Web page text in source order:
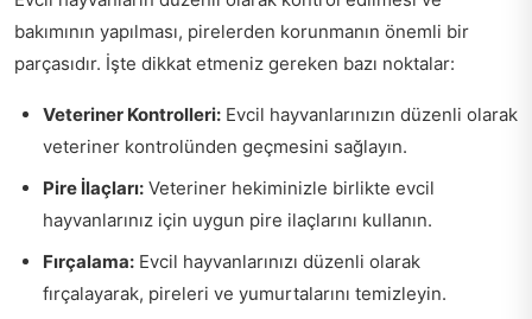
bakımının yapılması, pirelerden korunmanın önemli bir
parçasıdır. İşte dikkat etmeniz gereken bazı noktalar:
Veteriner Kontrolleri: Evcil hayvanlarınızın düzenli olarak
veteriner kontrolünden geçmesini sağlayın.
Pire İlaçları: Veteriner hekiminizle birlikte evcil
hayvanlarınız için uygun pire ilaçlarını kullanın.
Fırçalama: Evcil hayvanlarınızı düzenli olarak
fırçalayarak, pireleri ve yumurtalarını temizleyin.